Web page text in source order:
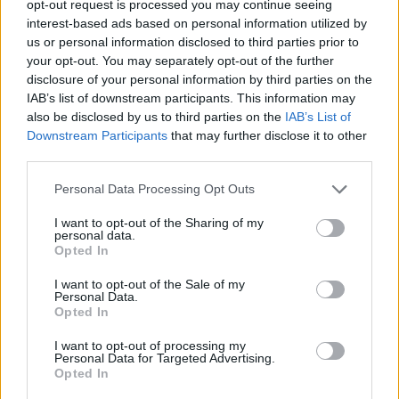
opt-out request is processed you may continue seeing
interest-based ads based on personal information utilized by
us or personal information disclosed to third parties prior to
your opt-out. You may separately opt-out of the further
disclosure of your personal information by third parties on the
IAB’s list of downstream participants. This information may
also be disclosed by us to third parties on the IAB’s List of
Downstream Participants that may further disclose it to other
Personal Data Processing Opt Outs
I want to opt-out of the Sharing of my
personal data.
Opted In
I want to opt-out of the Sale of my
Personal Data.
Opted In
I want to opt-out of processing my
Personal Data for Targeted Advertising.
Opted In
Heeft Dominique Janssen een
Janssen was ooit getrouwd met meneer Bloodworth. Ze nam
de man en nam haar eigen naam weer terug. Op haar socials
is te zien dat Janssen een nieuwe partner heeft. Regelmatig